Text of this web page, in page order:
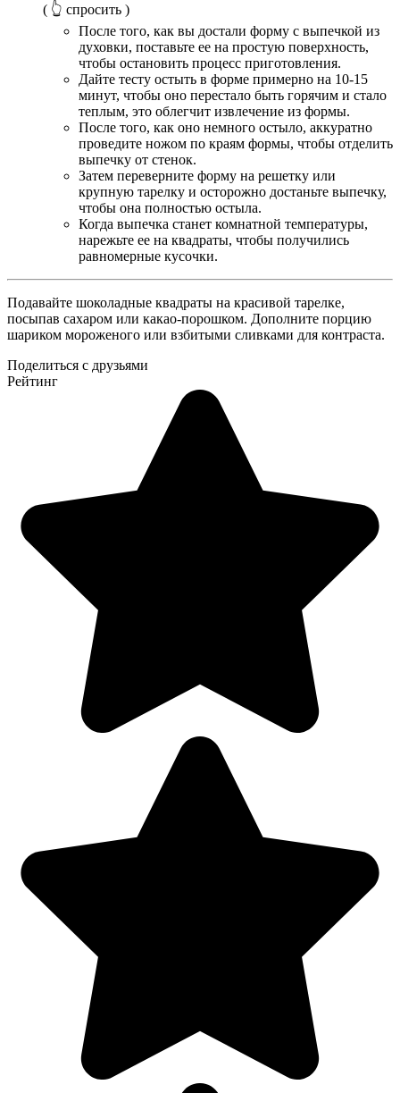
( 👆 спросить )
После того, как вы достали форму с выпечкой из
духовки, поставьте ее на простую поверхность,
чтобы остановить процесс приготовления.
Дайте тесту остыть в форме примерно на 10-15
минут, чтобы оно перестало быть горячим и стало
теплым, это облегчит извлечение из формы.
После того, как оно немного остыло, аккуратно
проведите ножом по краям формы, чтобы отделить
выпечку от стенок.
Затем переверните форму на решетку или
крупную тарелку и осторожно достаньте выпечку,
чтобы она полностью остыла.
Когда выпечка станет комнатной температуры,
нарежьте ее на квадраты, чтобы получились
равномерные кусочки.
Подавайте шоколадные квадраты на красивой тарелке,
посыпав сахаром или какао-порошком. Дополните порцию
шариком мороженого или взбитыми сливками для контраста.
Поделиться с друзьями
Рейтинг